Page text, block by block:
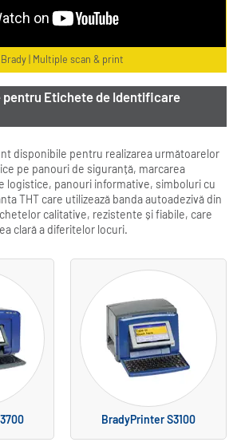
Brady | Multiple scan & print
pentru Etichete de Identificare
disponibile pentru realizarea următoarelor
pe panouri de siguranță, marcarea
logistice, panouri informative, simboluri cu
THT care utilizează banda autoadezivă din
calitative, rezistente și fiabile, care
clară a diferitelor locuri.
BradyPrinter S3100